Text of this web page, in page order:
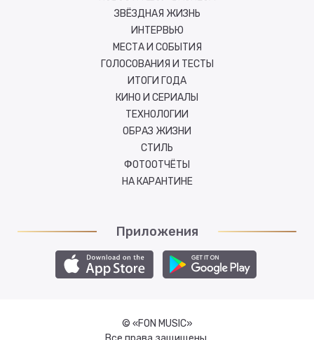
ЗВЁЗДНАЯ ЖИЗНЬ
ИНТЕРВЬЮ
МЕСТА И СОБЫТИЯ
ГОЛОСОВАНИЯ И ТЕСТЫ
ИТОГИ ГОДА
КИНО И СЕРИАЛЫ
ТЕХНОЛОГИИ
ОБРАЗ ЖИЗНИ
СТИЛЬ
ФОТООТЧЁТЫ
НА КАРАНТИНЕ
Приложения
© «FON MUSIC»